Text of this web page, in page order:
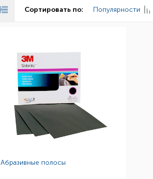
Сортировать по: Популярности
Абразивные полосы